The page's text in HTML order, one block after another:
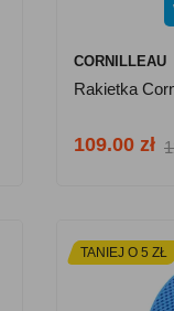
CORNILLEAU
Rakietka
109.00 zł
TANIEJ O 5 ZŁ